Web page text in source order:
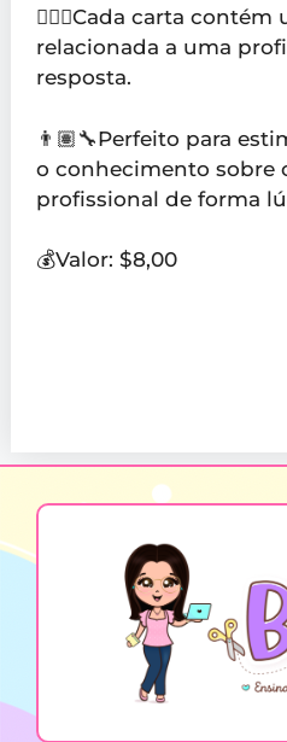
👨🏻‍⚕️Cada carta
relacionada a uma
resposta.
👨🏽‍🔧Perfeito para
o conhecimento sobre
profissional de forma
💰Valor: $8,00